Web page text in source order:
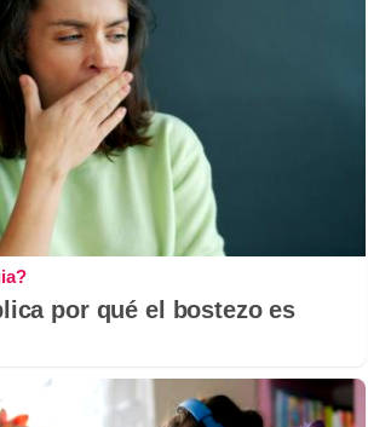
por qué el bostezo es